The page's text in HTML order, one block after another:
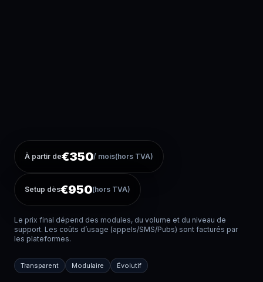
À partir de€350/ mois(hors TVA)
Setup dès€950(hors TVA)
Le prix final dépend des modules, du volume et du niveau de
support. Les coûts d’usage (appels/SMS/Pubs) sont facturés par
les plateformes.
Transparent Modulaire Évolutif